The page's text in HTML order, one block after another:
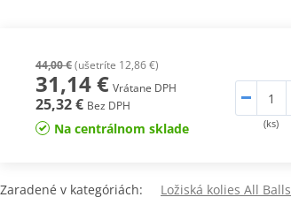
44,00 €(ušetríte 12,86 €)
31,14 € Vrátane DPH
25,32 € Bez DPH
Na centrálnom sklade (ks)
Zaradené v kategóriách: Ložiská kolies All Balls